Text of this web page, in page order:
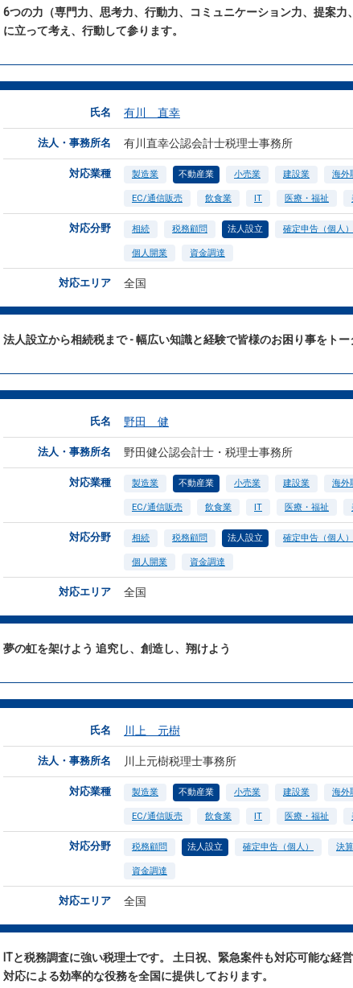
6つの力（専門力、思考力、行動力、コミュニケーション力、提案
に立って考え、行動して参ります。
氏名 有川 直幸
法人・事務所名 有川直幸公認会計士税理士事務所
対応業種 製造業 不動産業 小売業 建設業 海外
EC/通信販売 飲食業 IT 医療・福祉
対応分野 相続 税務顧問 法人設立 確定申告（個人）
個人開業 資金調達
対応エリア 全国
法人設立から相続税まで - 幅広い知識と経験で皆様のお困り事をト
氏名 野田 健
法人・事務所名 野田健公認会計士・税理士事務所
対応業種 製造業 不動産業 小売業 建設業 海外
EC/通信販売 飲食業 IT 医療・福祉
対応分野 相続 税務顧問 法人設立 確定申告（個人）
個人開業 資金調達
対応エリア 全国
夢の虹を架けよう 追究し、創造し、翔けよう
氏名 川上 元樹
法人・事務所名 川上元樹税理士事務所
対応業種 製造業 不動産業 小売業 建設業 海外
EC/通信販売 飲食業 IT 医療・福祉
対応分野 税務顧問 法人設立 確定申告（個人） 決
資金調達
対応エリア 全国
ITと税務調査に強い税理士です。 土日祝、緊急案件も対応可能な経
対応による効率的な役務を全国に提供しております。